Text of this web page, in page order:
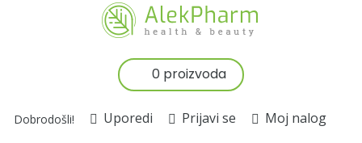
0 proizvoda
Dobrodošli! Uporedi Prijavi se Moj nalog